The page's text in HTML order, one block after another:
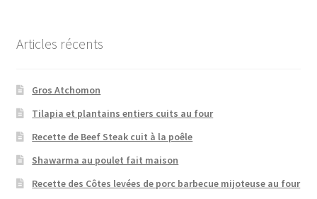
Articles récents
Gros Atchomon
Tilapia et plantains entiers cuits au four
Recette de Beef Steak cuit à la poêle
Shawarma au poulet fait maison
Recette des Côtes levées de porc barbecue mijoteuse au four